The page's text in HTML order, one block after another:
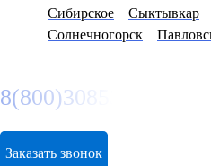
Сибирское
Сыктывкар
Солнечногорск
8(800)3085303
Заказать звонок